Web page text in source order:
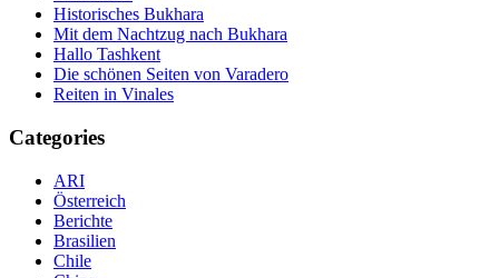
Historisches Bukhara
Mit dem Nachtzug nach Bukhara
Hallo Tashkent
Die schönen Seiten von Varadero
Reiten in Vinales
Categories
ARI
Österreich
Berichte
Brasilien
Chile